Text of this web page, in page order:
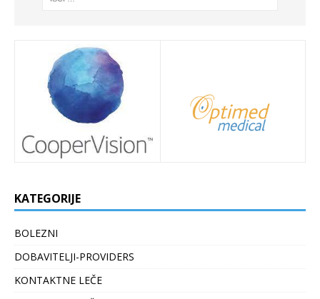
KATEGORIJE
BOLEZNI
DOBAVITELJI-PROVIDERS
KONTAKTNE LEČE